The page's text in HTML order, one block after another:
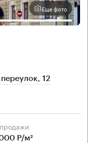
Еще фото
12
продажи
Р/м²